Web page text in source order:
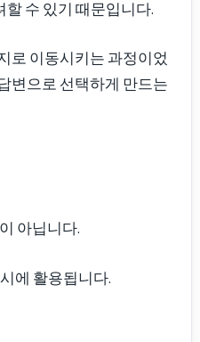
수 있기 때문입니다.
로 이동시키는 과정이었
변으로 선택하게 만드는
아닙니다.
에 활용됩니다.